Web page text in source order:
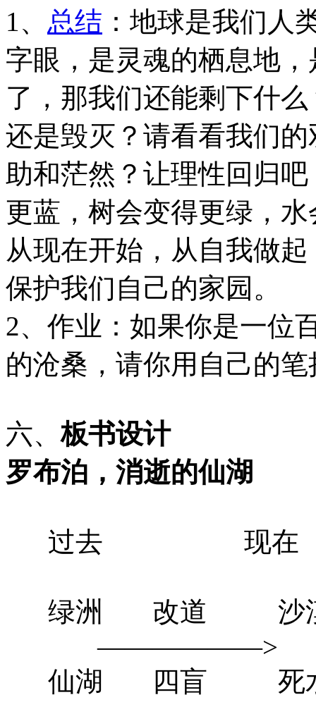
1、 总结 ：地球是我们人
字眼，是灵魂的栖息地
了，那我们还能剩下什
还是毁灭？请看看我们
助和茫然？让理性回归
更蓝，树会变得更绿，
从现在开始，从自我做
保护我们自己的家园。
2、作业：如果你是一位
的沧桑，请你用自己的
六、板书设计
罗布泊，消逝的仙湖
过去 现在
绿洲 改道
——————>
仙湖 四盲 死